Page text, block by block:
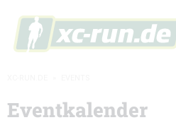
Eventkalender